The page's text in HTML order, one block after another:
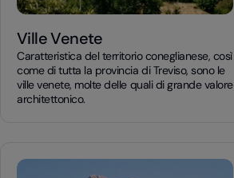
Ville Venete
Caratteristica del territorio coneglianese, così
come di tutta la provincia di Treviso, sono le
ville venete, molte delle quali di grande valore
architettonico.